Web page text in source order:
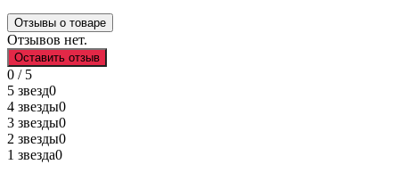
Отзывы о товаре
Отзывов нет.
Оставить отзыв
0 / 5
5 звезд0
4 звезды0
3 звезды0
2 звезды0
1 звезда0